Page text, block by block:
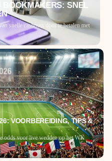
SNEL
snelle cashouts door te betalen met
VOORBEREIDING, TIPS &
odds voor live wedden op het WK